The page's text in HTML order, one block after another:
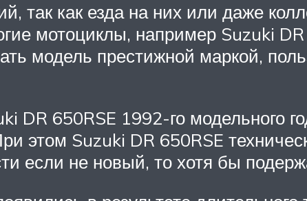
так как езда на них или даже
мотоциклы, например Suzuki DR
модель престижной маркой,
650RSE 1992-го модельного
этом Suzuki DR 650RSE
если не новый, то хотя бы